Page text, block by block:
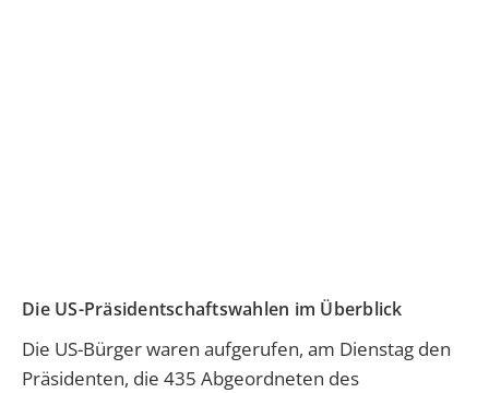
Die US-Präsidentschaftswahlen im Überblick
Die US-Bürger waren aufgerufen, am Dienstag den
Präsidenten, die 435 Abgeordneten des